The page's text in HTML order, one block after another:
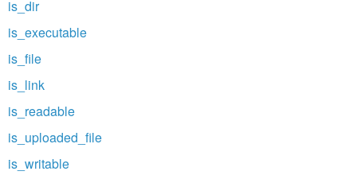
is_dir
is_executable
is_file
is_link
is_readable
is_uploaded_file
is_writable